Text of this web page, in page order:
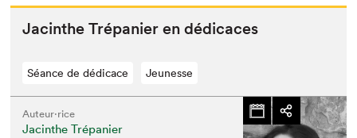
Jacinthe Tré­panier en dédicaces
Séance de dédicace Jeunesse
Auteur·rice
Jacinthe Trépanier